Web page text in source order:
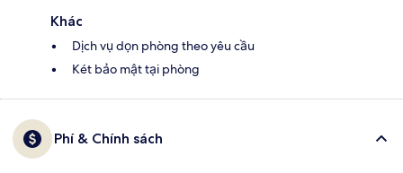
Khác
Dịch vụ dọn phòng theo yêu cầu
Két bảo mật tại phòng
Phí & Chính sách